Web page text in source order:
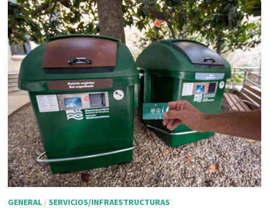
GENERAL/ SERVICIOS/INFRAESTRUCTURAS